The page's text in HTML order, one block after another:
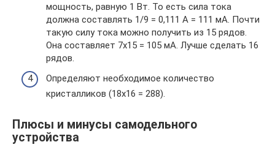
мощность, равную 1 Вт. То есть сила тока
должна составлять 1/9 = 0,111 А = 111 мА. Почти
такую силу тока можно получить из 15 рядов.
Она составляет 7х15 = 105 мА. Лучше сделать 16
рядов.
Определяют необходимое количество
кристалликов (18х16 = 288).
Плюсы и минусы самодельного
устройства